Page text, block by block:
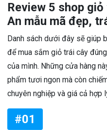
Review 5 shop giỏ
An mẫu mã đẹp,
Danh sách dưới đây sẽ giúp
để mua sắm giỏ trái cây
của mình. Những cửa hàng
phẩm tươi ngon mà còn
chuyên nghiệp và giá cả hợp
#01